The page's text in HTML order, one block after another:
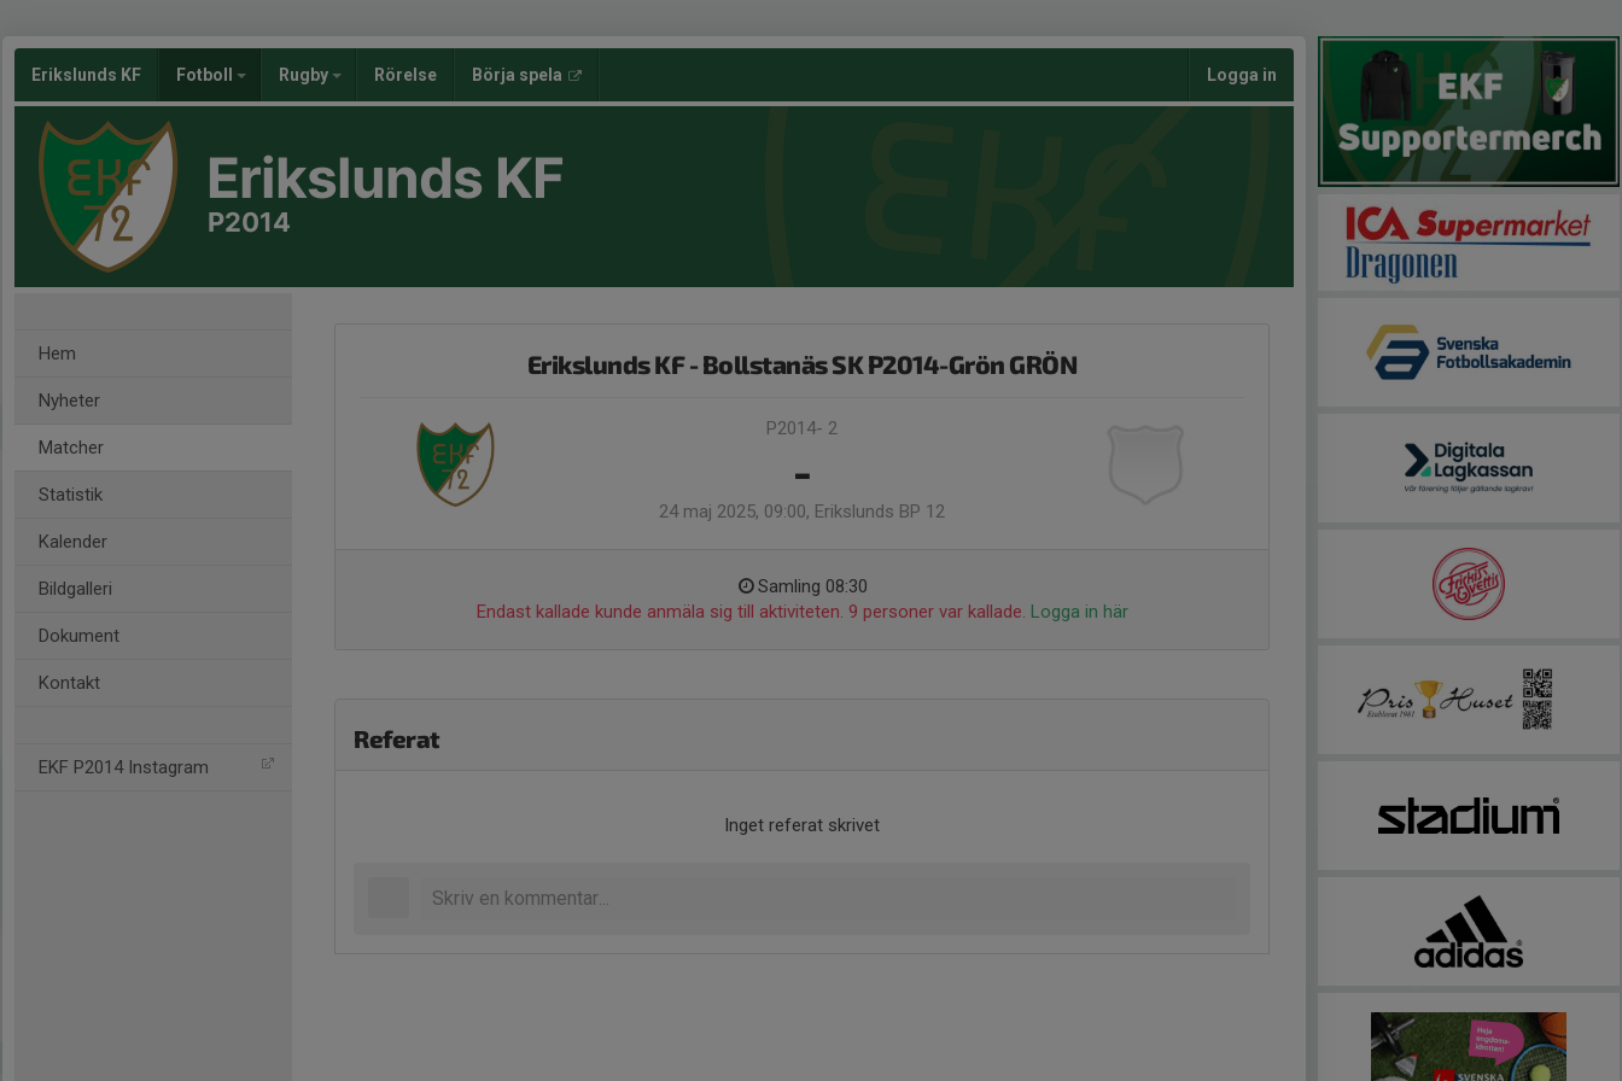
Erikslunds KF Fotboll Rugby Rörelse Börja spela Logga in
Erikslunds KF
P2014
Hem
Nyheter
Matcher
Statistik
Kalender
Bildgalleri
Dokument
Kontakt
EKF P2014 Instagram
Erikslunds KF - Bollstanäs SK P2014-Grön GRÖN
P2014- 2
-
24 maj 2025, 09:00, Erikslunds BP 12
Samling 08:30
Endast kallade kunde anmäla sig till aktiviteten. 9 personer var kallade. Logga in här
Referat
Inget referat skrivet